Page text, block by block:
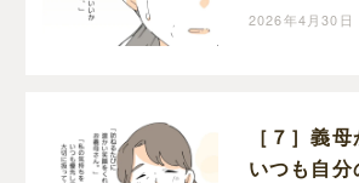
てショック
2026年4月30日
［７］義
いつも自